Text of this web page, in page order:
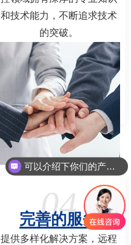
和技术能力，不断追求技术
的突破。
04
完善的服务
提供多样化解决方案，远程
可以介绍下你们的产品么